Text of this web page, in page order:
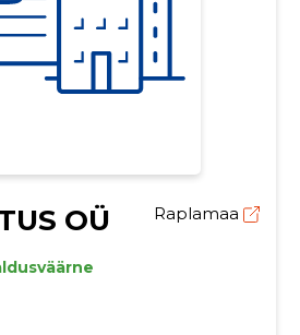
OÜ Raplamaa